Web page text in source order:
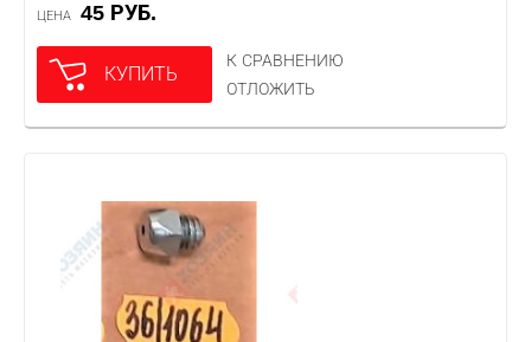
ЦЕНА 45 РУБ.
КУПИТЬ
К СРАВНЕНИЮ
ОТЛОЖИТЬ